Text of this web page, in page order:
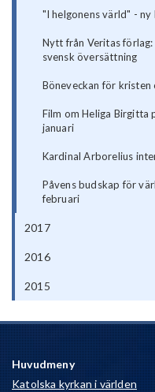
"I helgonens värld" - ny
Nytt från Veritas
svensk översättning
Böneveckan för kristen
Film om Heliga Birgitta
januari
Kardinal Arborelius
Påvens budskap för
februari
2017
2016
2015
Huvudmeny
Katolska kyrkan i världen